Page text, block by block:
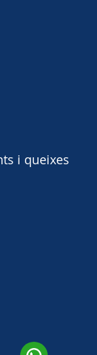
i queixes